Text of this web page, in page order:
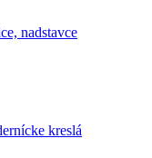
nadstavce
kreslá